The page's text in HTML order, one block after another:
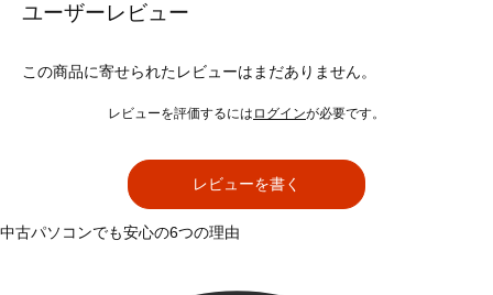
ユーザーレビュー
この商品に寄せられたレビューはまだありません。
レビューを評価するには ログインが必要です。
レビューを書く
中古パソコンでも安心の6つの理由